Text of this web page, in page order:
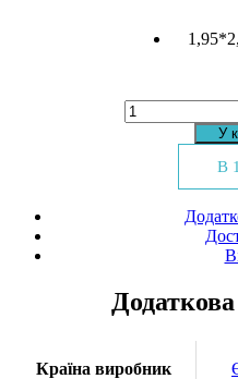
Килим
Seychelles
У
В
Країна виробник